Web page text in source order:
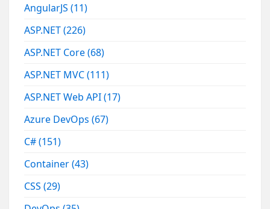
AngularJS(11)
ASP.NET(226)
ASP.NET Core(68)
ASP.NET MVC(111)
ASP.NET Web API(17)
Azure DevOps(67)
C#(151)
Container(43)
CSS(29)